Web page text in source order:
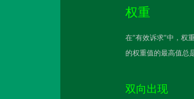
权重
在“有效诉求”中，权
的权重值的最高值总
双向出现